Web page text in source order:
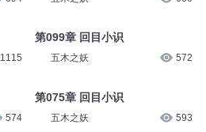
1115
574
第099章 回目小识
五木之妖 572
第075章 回目小识
五木之妖 593